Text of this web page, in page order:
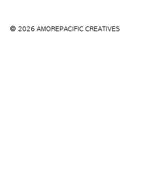
© 2026 AMOREPACIFIC CREATIVES